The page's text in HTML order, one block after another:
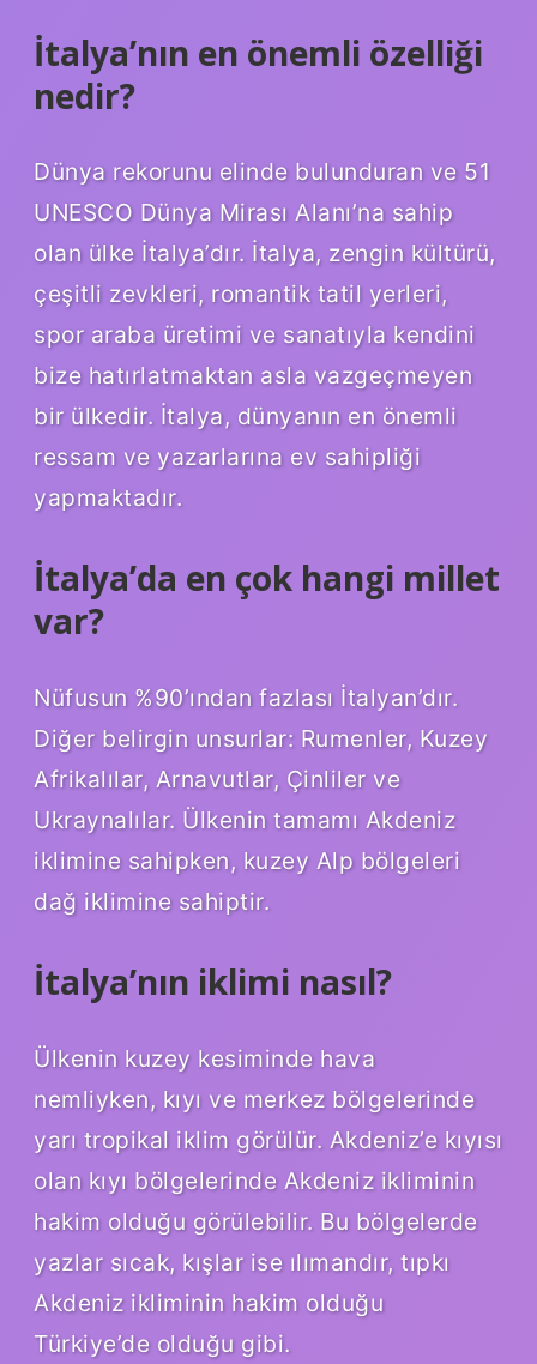
İtalya’nın en önemli özelliği
nedir?
Dünya rekorunu elinde bulunduran ve 51
UNESCO Dünya Mirası Alanı’na sahip
olan ülke İtalya’dır. İtalya, zengin kültürü,
çeşitli zevkleri, romantik tatil yerleri,
spor araba üretimi ve sanatıyla kendini
bize hatırlatmaktan asla vazgeçmeyen
bir ülkedir. İtalya, dünyanın en önemli
ressam ve yazarlarına ev sahipliği
yapmaktadır.
İtalya’da en çok hangi millet
var?
Nüfusun %90’ından fazlası İtalyan’dır.
Diğer belirgin unsurlar: Rumenler, Kuzey
Afrikalılar, Arnavutlar, Çinliler ve
Ukraynalılar. Ülkenin tamamı Akdeniz
iklimine sahipken, kuzey Alp bölgeleri
dağ iklimine sahiptir.
İtalya’nın iklimi nasıl?
Ülkenin kuzey kesiminde hava
nemliyken, kıyı ve merkez bölgelerinde
yarı tropikal iklim görülür. Akdeniz’e kıyısı
olan kıyı bölgelerinde Akdeniz ikliminin
hakim olduğu görülebilir. Bu bölgelerde
yazlar sıcak, kışlar ise ılımandır, tıpkı
Akdeniz ikliminin hakim olduğu
Türkiye’de olduğu gibi.